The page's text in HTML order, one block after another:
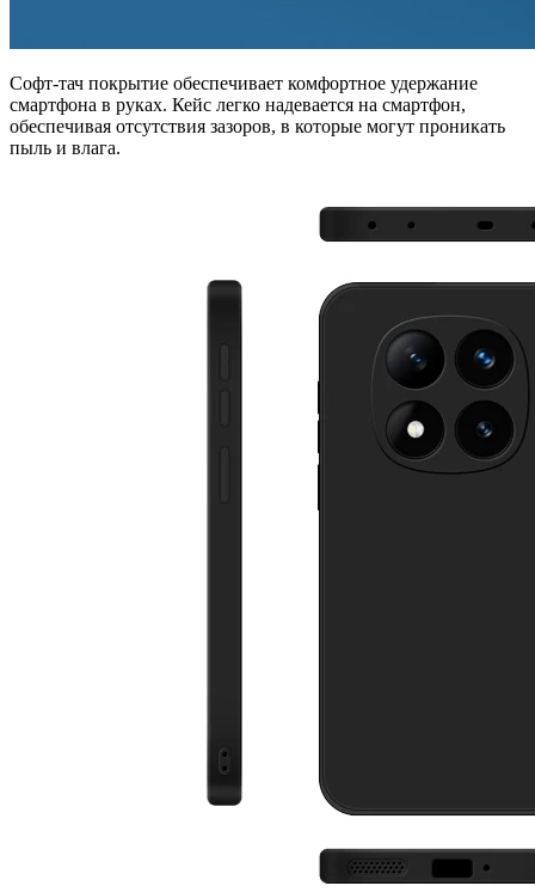
Софт-тач покрытие обеспечивает комфортное удержание
смартфона в руках. Кейс легко надевается на смартфон,
обеспечивая отсутствия зазоров, в которые могут проникать
пыль и влага.